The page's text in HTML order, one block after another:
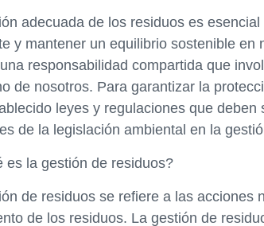
adecuada de los residuos es
y mantener un equilibrio sostenible
responsabilidad compartida que
de nosotros. Para garantizar la
leyes y regulaciones que
de la legislación ambiental en la
es la gestión de residuos?
de residuos se refiere a las acciones
de los residuos. La gestión de